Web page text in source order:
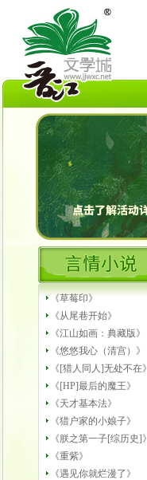
《草莓印》
《从尾巷开始》
《江山如画：典藏版》
《悠悠我心（清宫）》
《[猎人同人]无处不在》
《[HP]最后的魔王》
《天才基本法》
《猎户家的小娘子》
《朕之第一子[综历史]》
《重紫》
《遇见你就烂漫了》